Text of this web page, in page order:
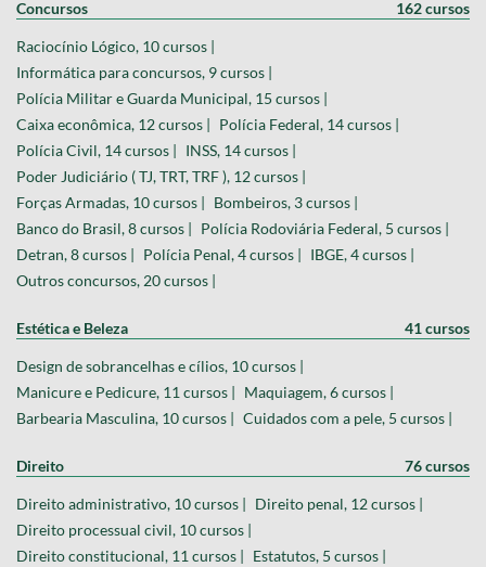
Concursos 162 cursos
Raciocínio Lógico, 10 cursos |
Informática para concursos, 9 cursos |
Polícia Militar e Guarda Municipal, 15 cursos |
Caixa econômica, 12 cursos | Polícia Federal, 14 cursos |
Polícia Civil, 14 cursos | INSS, 14 cursos |
Poder Judiciário ( TJ, TRT, TRF ), 12 cursos |
Forças Armadas, 10 cursos | Bombeiros, 3 cursos |
Banco do Brasil, 8 cursos | Polícia Rodoviária Federal, 5 cursos |
Detran, 8 cursos | Polícia Penal, 4 cursos | IBGE, 4 cursos |
Outros concursos, 20 cursos |
Estética e Beleza 41 cursos
Design de sobrancelhas e cílios, 10 cursos |
Manicure e Pedicure, 11 cursos | Maquiagem, 6 cursos |
Barbearia Masculina, 10 cursos | Cuidados com a pele, 5 cursos |
Direito 76 cursos
Direito administrativo, 10 cursos | Direito penal, 12 cursos |
Direito processual civil, 10 cursos |
Direito constitucional, 11 cursos | Estatutos, 5 cursos |